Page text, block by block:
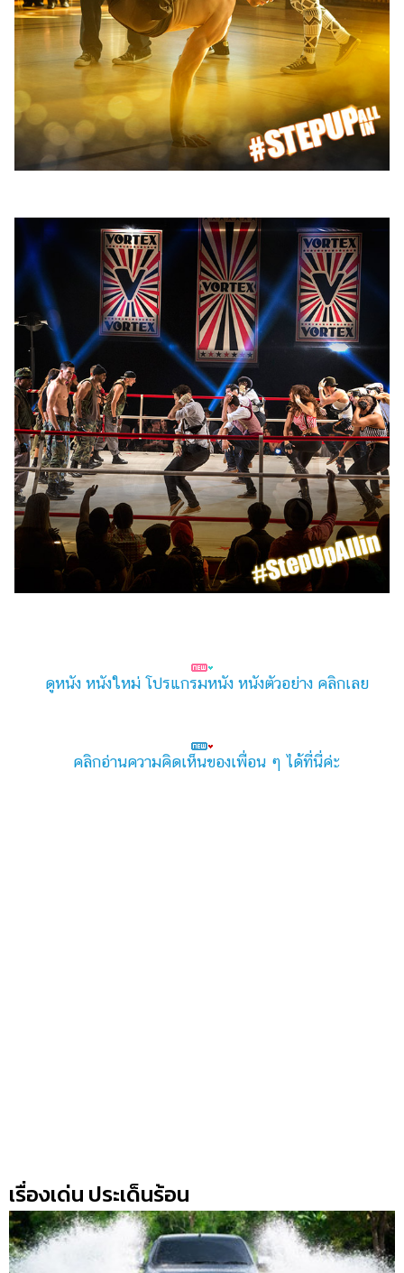
ดูหนัง หนังใหม่ โปรแกรมหนัง หนังตัวอย่าง คลิกเลย
คลิกอ่านความคิดเห็นของเพื่อน ๆ ได้ที่นี่ค่ะ
เรื่องเด่น ประเด็นร้อน